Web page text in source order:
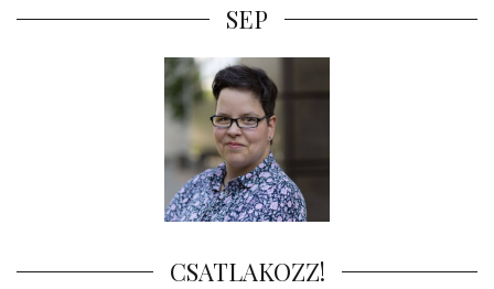
SEP
CSATLAKOZZ!